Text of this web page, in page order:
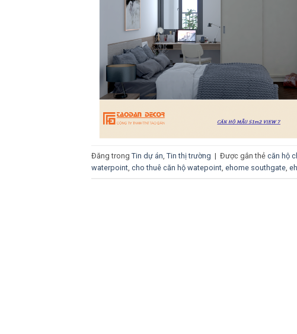
Đăng trong Tin dự án Tin thị trường | Được gắn thẻ căn hộ
waterpoint, cho thuê căn hộ watepoint, ehome southgate,